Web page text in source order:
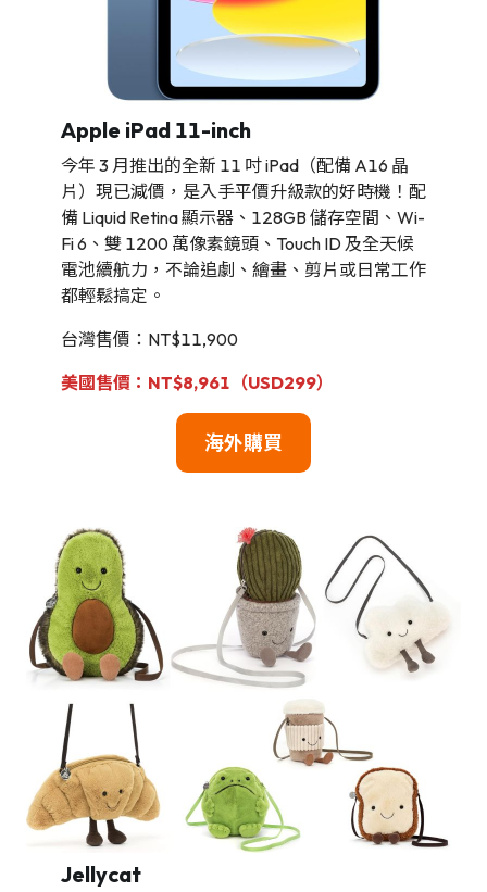
Apple iPad 11-inch
今年 3 月推出的全新 11 吋 iPad（配備 A16 晶
片）現已減價，是入手平價升級款的好時機！配
備 Liquid Retina 顯示器、128GB 儲存空間、Wi-
Fi 6、雙 1200 萬像素鏡頭、Touch ID 及全天候
電池續航力，不論追劇、繪畫、剪片或日常工作
都輕鬆搞定。
台灣售價：NT$11,900
美國售價：NT$8,961（USD299）
海外購買
Jellycat